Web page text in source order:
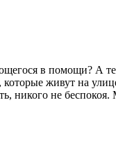
в помощи? А
живут на
никого не